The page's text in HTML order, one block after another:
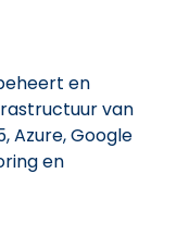
en
van
Azure, Google
en